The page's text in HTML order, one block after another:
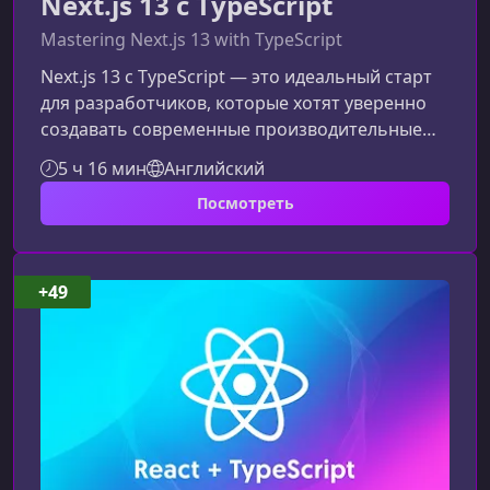
Mastering Next.js 13 with TypeScript
Next.js 13 с TypeScript — это идеальный старт
для разработчиков, которые хотят уверенно
создавать современные производительные
веб‑приложения. В этом курсе вы получите
структурированное, практическое и понятное
обучение, избавленное от хаоса и
учебников.Почему этот курс стоит пройтиКурс
создан с акцентом на реальное применение и
лучшие практики. Каждый урок — это
короткий, емкий и продуманный блок, в
котором вы изучает
5 ч 16 мин Английский
Посмотреть
+49